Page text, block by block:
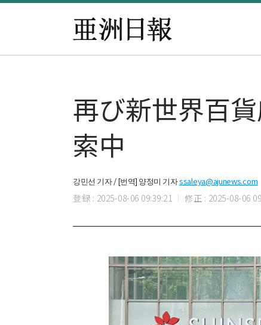
再び新世界百
索中
강민선 기자 / [번역] 양정미 기자ssaleya@ajunews.com
登録 : 2025-08-06 09:39:21 修正 : 2025-08-06